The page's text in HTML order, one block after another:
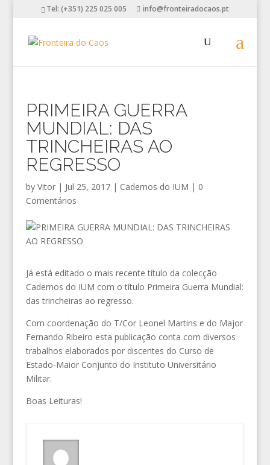
Tel: (+351) 225 025 005 info@fronteiradocaos.pt
PRIMEIRA GUERRA
MUNDIAL: DAS
TRINCHEIRAS AO
REGRESSO
by Vitor| Jul 25, 2017| Cadernos do IUM | 0
Comentários
Já está editado o mais recente título da colecção
Cadernos do IUM com o título Primeira Guerra Mundial:
das trincheiras ao regresso.
Com coordenação do T/Cor Leonel Martins e do Major
Fernando Ribeiro esta publicação conta com diversos
trabalhos elaborados por discentes do Curso de
Estado-Maior Conjunto do Instituto Universitário
Militar.
Boas Leituras!